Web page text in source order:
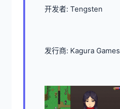
开发者: Tengsten
发行商: Kagura Games